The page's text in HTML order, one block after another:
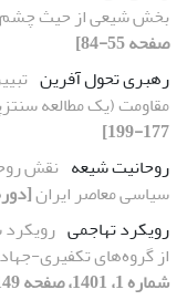
بخش شیعی از حیث چشم
صفحه 55-84]
رهبری تحول آفرین
مقاومت (یک مطالعه
177-199]
روحانیت شیعه نقش
سیاسی معاصر ایران[دوره 11، شماره 2،
رویکرد تهاجمی
از گروه‌های تکفیری-
شماره 1، 1401، صفحه 149-173]